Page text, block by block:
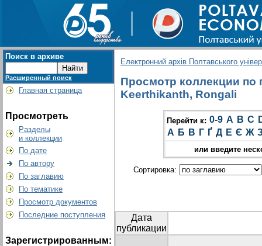
Поиск в архиве
Расширенный поиск
Главная страница
Просмотреть
Разделы
и коллекции
По дате
По автору
По заглавию
По тематике
Просмотр документов
Последние поступления
Зарегистрированным:
Електронний архів Полтавського
Просмотр коллекции по
Keerthikanth, Rongali
Перейти к: 0-9 A B C
А Б В Г Ґ Д Е Є Ж
или введите
Сортировка:
Дата
публикации